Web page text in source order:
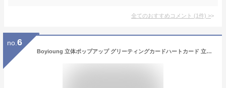
全てのおすすめコメント (1件) >
no. 6
Boyioung 立体ポップアップ グリーティングカードハートカード 立体ハートバレンタインカード ポップアップカードグリーティングカード立体ポップアップ グリーティングカード封筒付き